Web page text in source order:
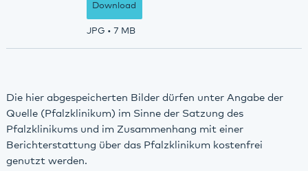
Download
JPG • 7 MB
Die hier abgespeicherten Bilder dürfen unter Angabe der
Quelle (Pfalzklinikum) im Sinne der Satzung des
Pfalzklinikums und im Zusammenhang mit einer
Berichterstattung über das Pfalzklinikum kostenfrei
genutzt werden.